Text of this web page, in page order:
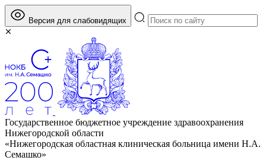
Версия для слабовидящих
Государственное бюджетное учреждение здравоохранения
Нижегородской области
«Нижегородская областная клиническая больница имени Н.А.
Семашко»